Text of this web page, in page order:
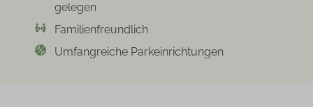
gelegen
Familienfreundlich
Umfangreiche Parkeinrichtungen